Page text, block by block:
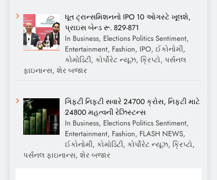
ધૂત ટ્રાન્સમિશનનો IPO 10 ઓગસ્ટે ખૂલશે,
પ્રાઇસ બેન્ડ રૂ. 829-871
In Business, Elections Politics Sentiment,
Entertainment, Fashion, IPO, ઈકોનોમી,
કોમોડિટી, કોર્પોરેટ ન્યૂઝ, ક્રિપ્ટો, પર્સનલ
ફાઇનાન્સ, શેર બજાર
ગિફ્ટી નિફ્ટી સવારે 24700 ક્રોસ, નિફ્ટી માટે
24800 મહત્વની રેઝિસ્ટન્સ
In Business, Elections Politics Sentiment,
Entertainment, Fashion, FLASH NEWS,
ઈકોનોમી, કોમોડિટી, કોર્પોરેટ ન્યૂઝ, ક્રિપ્ટો,
પર્સનલ ફાઇનાન્સ, શેર બજાર